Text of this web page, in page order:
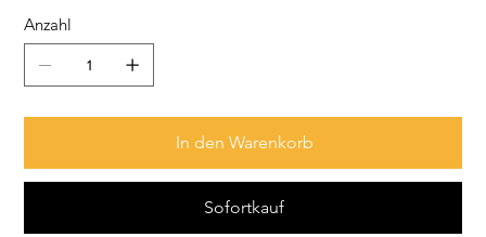
Anzahl
In den Warenkorb
Sofortkauf